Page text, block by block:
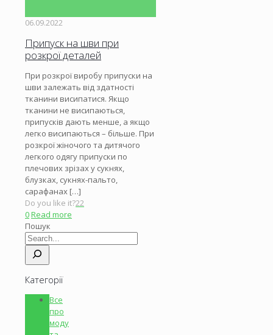
06.09.2022
Припуск на шви при
розкрої деталей
При розкрої виробу припуски на
шви залежать від здатності
тканини висипатися. Якщо
тканини не висипаються,
припусків дають менше, а якщо
легко висипаються – більше. При
розкрої жіночого та дитячого
легкого одягу припуски по
плечових зрізах у сукнях,
блузках, сукнях-пальто,
сарафанах […]
Do you like it?22
0Read more
Пошук
Категорії
Все
про
моду